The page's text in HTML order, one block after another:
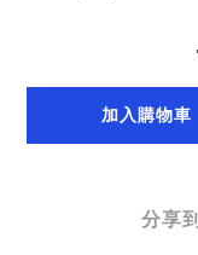
加入購物車
分享到